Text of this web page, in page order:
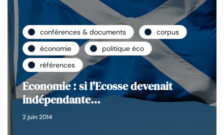
conférences & documents
corpus
économie
politique éco
références
Economie : si l'Ecosse devenait
indépendante…
2 juin 2014